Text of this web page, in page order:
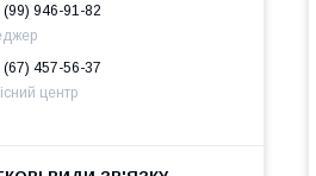
(99) 946-91-82
(67) 457-56-37
центр